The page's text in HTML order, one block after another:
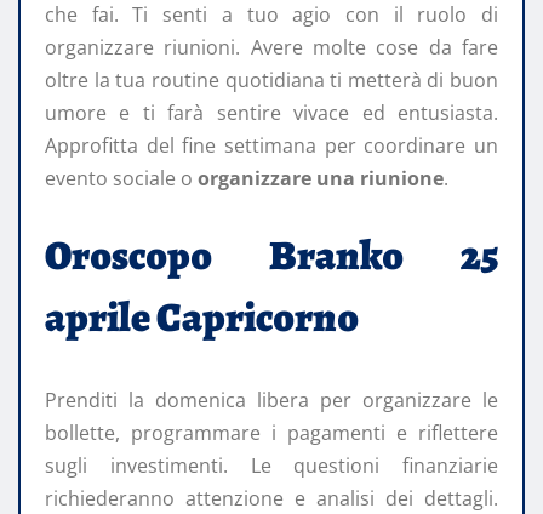
che fai. Ti senti a tuo agio con il ruolo di
organizzare riunioni. Avere molte cose da fare
oltre la tua routine quotidiana ti metterà di buon
umore e ti farà sentire vivace ed entusiasta.
Approfitta del fine settimana per coordinare un
evento sociale o organizzare una riunione.
Oroscopo Branko 25
aprile Capricorno
Prenditi la domenica libera per organizzare le
bollette, programmare i pagamenti e riflettere
sugli investimenti. Le questioni finanziarie
richiederanno attenzione e analisi dei dettagli.